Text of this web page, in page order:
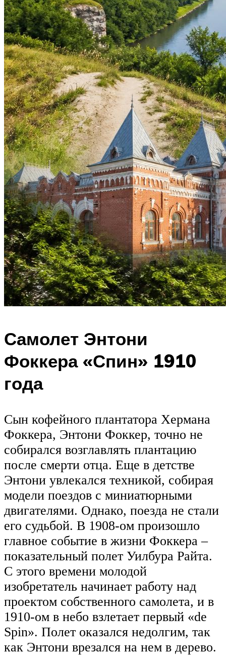
Самолет Энтони
Фоккера «Спин» 1910
года
Сын кофейного плантатора Хермана
Фоккера, Энтони Фоккер, точно не
собирался возглавлять плантацию
после смерти отца. Еще в детстве
Энтони увлекался техникой, собирая
модели поездов с миниатюрными
двигателями. Однако, поезда не стали
его судьбой. В 1908-ом произошло
главное событие в жизни Фоккера –
показательный полет Уилбура Райта.
С этого времени молодой
изобретатель начинает работу над
проектом собственного самолета, и в
1910-ом в небо взлетает первый «de
Spin». Полет оказался недолгим, так
как Энтони врезался на нем в дерево.